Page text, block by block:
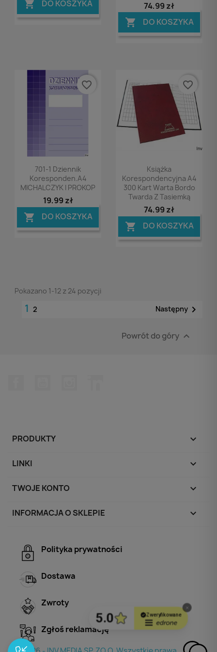
 DO KOSZYKA 74,99 zł
 DO KOSZYKA
Podgląd
701-1 Dziennik
Koresponden.A4
MICHALCZYK I PROKOP
19,99 zł
 DO KOSZYKA
favorite_border
Podgląd
Książka
Korespondencyjna A4
300 Kart Warta Bordo
Twarda Z Tasiemką
74,99 zł
 DO KOSZYKA
favorite_border
Pokazano 1-12 z 24 pozycji
1 2 Następny 
Powrót do góry 
PRODUKTY 
LINKI 
TWOJE KONTO 
INFORMACJA O SKLEPIE keyboard_arrow_down
Polityka prywatności
Dostawa
Zwroty
Zgłoś reklamację